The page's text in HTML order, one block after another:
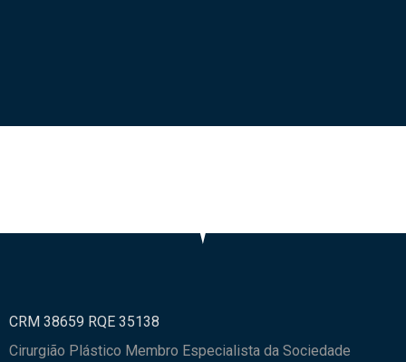
CRM 38659 RQE 35138
Cirurgião Plástico Membro Especialista da Sociedade